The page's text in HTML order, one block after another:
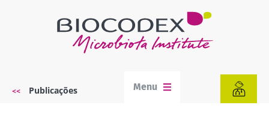
Navegação
Publicações Menu